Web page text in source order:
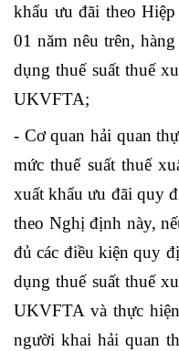
khẩu ưu đãi theo
01 năm nêu trên,
dụng thuế suất thuế
UKVFTA;
- Cơ quan hải quan
mức thuế suất thuế
xuất khẩu ưu đãi quy
theo Nghị định này,
đủ các điều kiện quy
dụng thuế suất thuế
UKVFTA và thực
người khai hải quan